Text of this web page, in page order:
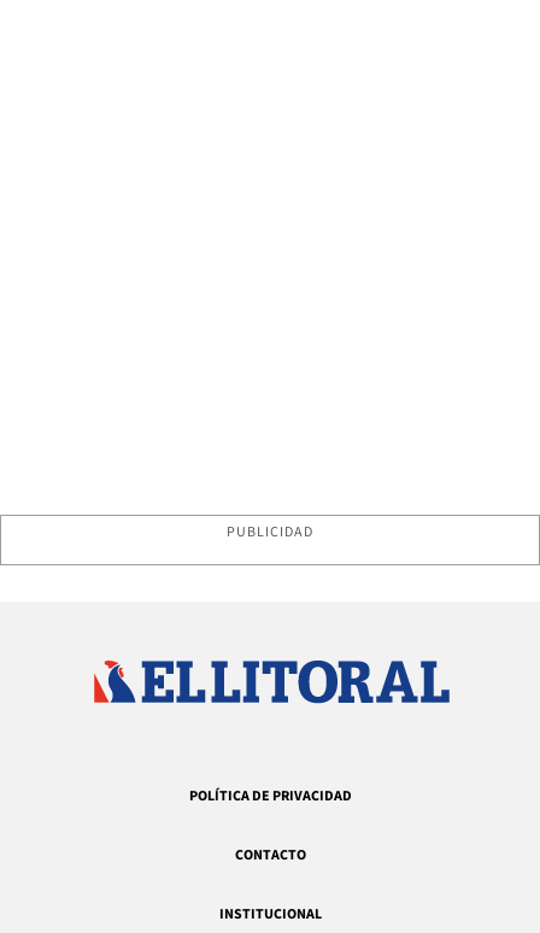
PUBLICIDAD
POLÍTICA DE PRIVACIDAD
CONTACTO
INSTITUCIONAL